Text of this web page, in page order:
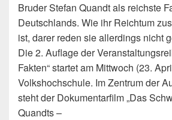
Bruder Stefan Quandt als reichste
Deutschlands. Wie ihr Reichtum
ist, darer reden sie allerdings nicht
Die 2. Auflage der
Fakten“ startet am Mittwoch (23.
Volkshochschule. Im Zentrum der
steht der Dokumentarfilm „Das
Quandts –